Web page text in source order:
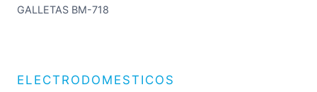
GALLETAS BM-718
ELECTRODOMESTICOS